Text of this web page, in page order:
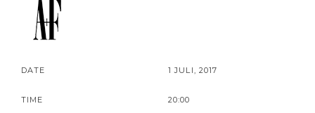
DATE 1 JULI, 2017
TIME 20:00